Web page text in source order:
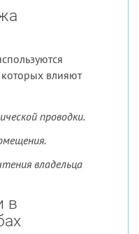
влияют
проводки.
владельца
в